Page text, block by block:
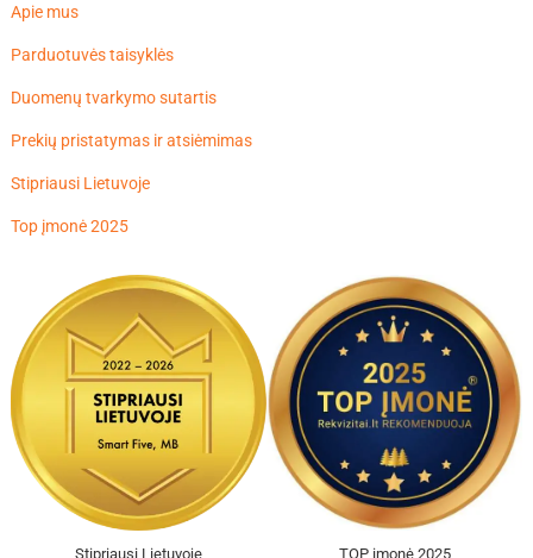
Apie mus
Parduotuvės taisyklės
Duomenų tvarkymo sutartis
Prekių pristatymas ir atsiėmimas
Stipriausi Lietuvoje
Top įmonė 2025
Stipriausi Lietuvoje TOP įmonė 2025